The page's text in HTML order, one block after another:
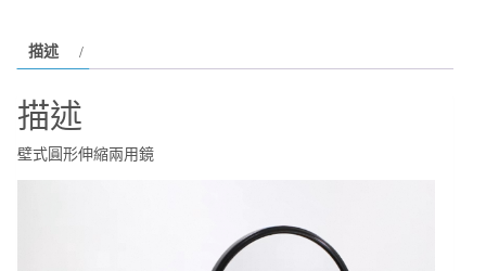
縮
用
數
描述
描述
壁式圓形伸縮兩用鏡